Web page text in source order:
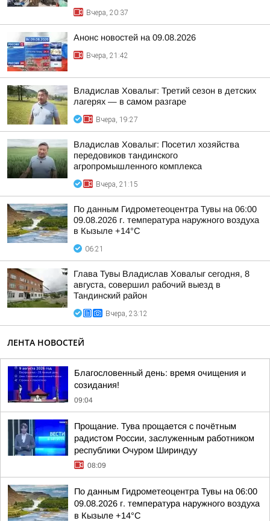
Вчера, 20:37
Анонс новостей на 09.08.2026
Вчера, 21:42
Владислав Ховалыг: Третий сезон в детских
лагерях — в самом разгаре
Вчера, 19:27
Владислав Ховалыг: Посетил хозяйства
передовиков тандинского
агропромышленного комплекса
Вчера, 21:15
По данным Гидрометеоцентра Тувы на 06:00
09.08.2026 г. температура наружного воздуха
в Кызыле +14°С
06:21
Глава Тувы Владислав Ховалыг сегодня, 8
августа, совершил рабочий выезд в
Тандинский район
Вчера, 23:12
ЛЕНТА НОВОСТЕЙ
Благословенный день: время очищения и
созидания!
09:04
Прощание. Тува прощается с почётным
радистом России, заслуженным работником
республики Очуром Шириндуу
08:09
По данным Гидрометеоцентра Тувы на 06:00
09.08.2026 г. температура наружного воздуха
в Кызыле +14°С